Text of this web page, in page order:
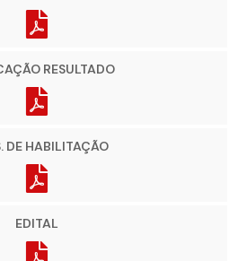
RESULTADO
DE HABILITAÇÃO
EDITAL